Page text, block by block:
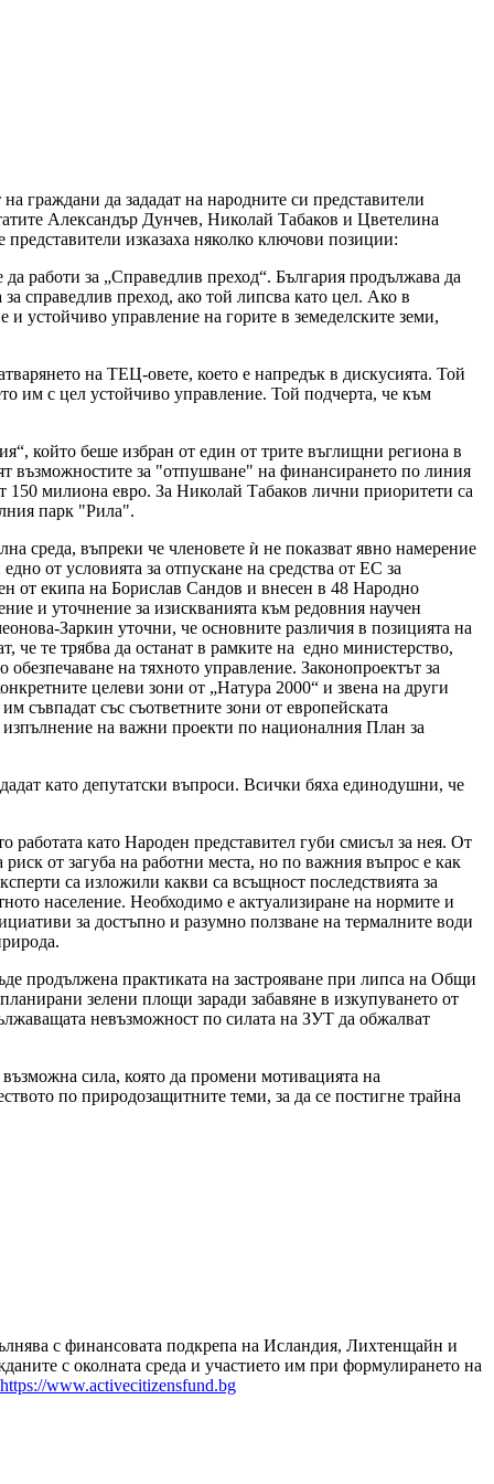
граждани да зададат на народните си представители
Александър Дунчев, Николай Табаков и Цветелина
изказаха няколко ключови позиции:
работи за „Справедлив преход“. България продължава да
справедлив преход, ако той липсва като цел. Ако в
устойчиво управление на горите в земеделските земи,
на ТЕЦ-овете, което е напредък в дискусията. Той
им с цел устойчиво управление. Той подчерта, че към
който беше избран от един от трите въглищни региона в
възможностите за "отпушване" на финансирането по линия
150 милиона евро. За Николай Табаков лични приоритети са
парк "Рила".
среда, въпреки че членовете ѝ не показват явно намерение
от условията за отпускане на средства от ЕС за
от екипа на Борислав Сандов и внесен в 48 Народно
и уточнение за изискванията към редовния научен
Заркин уточни, че основните различия в позицията на
те трябва да останат в рамките на едно министерство,
на тяхното управление. Законопроектът за
целеви зони от „Натура 2000“ и звена на други
съвпадат със съответните зони от европейската
на важни проекти по националния План за
като депутатски въпроси. Всички бяха единодушни, че
като Народен представител губи смисъл за нея. От
от загуба на работни места, но по важния въпрос е как
са изложили какви са всъщност последствията за
население. Необходимо е актуализиране на нормите и
за достъпно и разумно ползване на термалните води
продължена практиката на застрояване при липса на Общи
зелени площи заради забавяне в изкупуването от
невъзможност по силата на ЗУТ да обжалват
сила, която да промени мотивацията на
по природозащитните теми, за да се постигне трайна
с финансовата подкрепа на Исландия, Лихтенщайн и
с околната среда и участието им при формулирането на
https://www.activecitizensfund.bg